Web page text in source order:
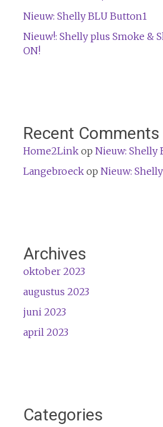
Nieuw: Shelly BLU Button1
Nieuw!: Shelly plus Smoke &
ON!
Recent Comments
Home2Linkop Nieuw: Shelly
Langebroeckop Nieuw:
Archives
oktober 2023
augustus 2023
juni 2023
april 2023
Categories